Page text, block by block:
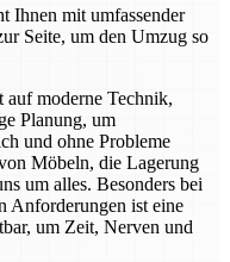
Ihnen mit umfassender
Seite, um den Umzug so
auf moderne Technik,
Planung, um
und ohne Probleme
Möbeln, die Lagerung
um alles. Besonders bei
Anforderungen ist eine
um Zeit, Nerven und